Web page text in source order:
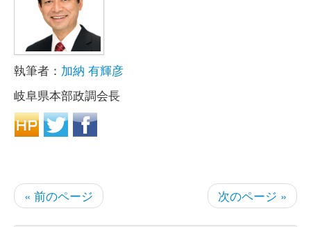
執筆者： 加納 有輝彦
岐阜県本部政調会長
« 前のページ 次のページ »